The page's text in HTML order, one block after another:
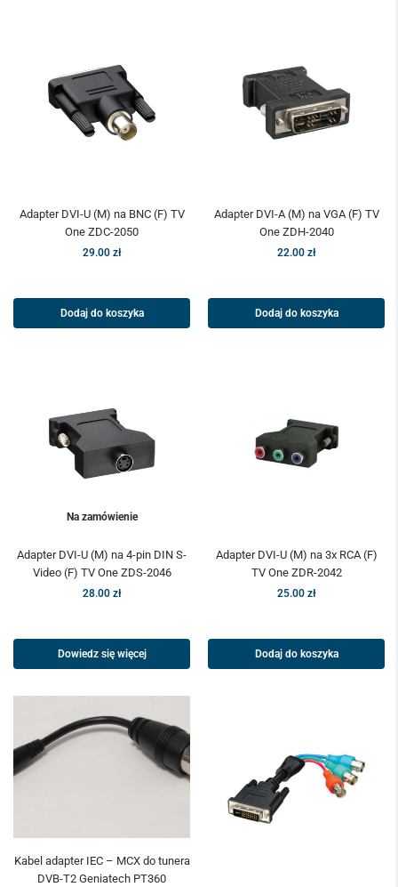
Adapter DVI-U (M) na BNC (F) TV
One ZDC-2050
29.00 zł
Dodaj do koszyka
Adapter DVI-A (M) na VGA (F) TV
One ZDH-2040
22.00 zł
Dodaj do koszyka
Na zamówienie
Adapter DVI-U (M) na 4-pin DIN S-
Video (F) TV One ZDS-2046
28.00 zł
Dowiedz się więcej
Adapter DVI-U (M) na 3x RCA (F)
TV One ZDR-2042
25.00 zł
Dodaj do koszyka
Kabel adapter IEC – MCX do tunera
DVB-T2 Geniatech PT360